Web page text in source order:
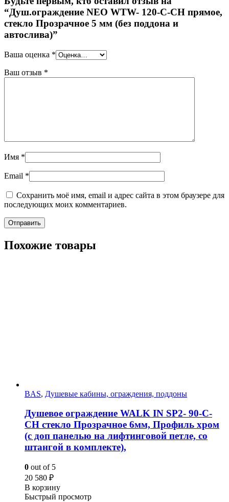
“Душ.ограждение NEO WTW- 120-C-CH прямое,
стекло Прозрачное 5 мм (без поддона и
автослива)”
Ваша оценка *
Ваш отзыв *
Имя *
Email *
Сохранить моё имя, email и адрес сайта в этом браузере для
последующих моих комментариев.
Похожие товары
BAS, Душевые кабины, ограждения, поддоны
Душевое ограждение WALK IN SP2- 90-C-
CH стекло Прозрачное 6мм, Профиль хром
(с доп панелью на лифтинговой петле, со
штангой в комплекте),
0 out of 5
20 580 ₽
В корзину
Быстрый просмотр